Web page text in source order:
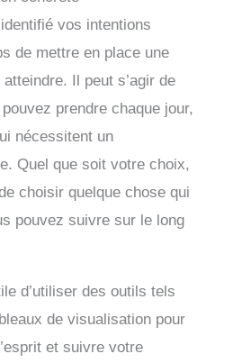
vos intentions
de mettre en place une
Il peut s’agir de
prendre chaque jour,
nécessitent un
Quel que soit votre choix,
choisir quelque chose qui
pouvez suivre sur le long
d’utiliser des outils tels
de visualisation pour
et suivre votre